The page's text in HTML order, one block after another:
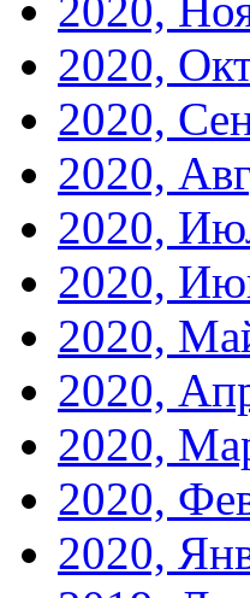
2020,
2020,
2020,
2020,
2020,
2020,
2020,
2020,
2020,
2020,
2020,